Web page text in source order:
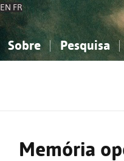
EN FR
Sobre Pesquisa
Memória